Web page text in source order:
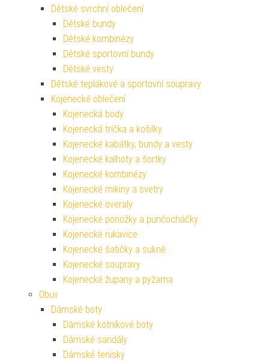
Dětské svrchní oblečení
Dětské bundy
Dětské kombinézy
Dětské sportovní bundy
Dětské vesty
Dětské teplákové a sportovní soupravy
Kojenecké oblečení
Kojenecká body
Kojenecká trička a košilky
Kojenecké kabátky, bundy a vesty
Kojenecké kalhoty a šortky
Kojenecké kombinézy
Kojenecké mikiny a svetry
Kojenecké overaly
Kojenecké ponožky a punčocháčky
Kojenecké rukavice
Kojenecké šatičky a sukně
Kojenecké soupravy
Kojenecké župany a pyžama
Obuv
Dámské boty
Dámské kotníkové boty
Dámské sandály
Dámské tenisky